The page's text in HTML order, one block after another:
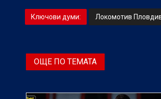
Ключови думи: Локомотив
ОЩЕ ПО ТЕМАТА